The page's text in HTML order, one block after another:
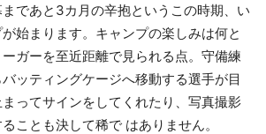
であと3カ月の辛抱というこの時期、い
始まります。キャンプの楽しみは何と
ガーを至近距離で見られる点。守備練
ッティングケージへ移動する選手が目
ってサインをしてくれたり、写真撮影
ことも決して稀で はありません。